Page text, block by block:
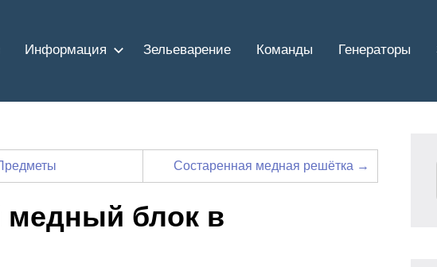
Информация Зельеварение Команды Генераторы
Состаренная медная решётка →
медный блок в